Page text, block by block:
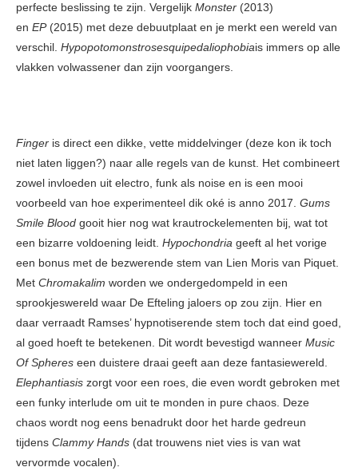
perfecte beslissing te zijn. Vergelijk Monster (2013)
en EP(2015) met deze debuutplaat en je merkt een wereld van
verschil. Hypopotomonstrosesquipedaliophobiais immers op alle
vlakken volwassener dan zijn voorgangers.
Finger is direct een dikke, vette middelvinger (deze kon ik toch
niet laten liggen?) naar alle regels van de kunst. Het combineert
zowel invloeden uit electro, funk als noise en is een mooi
voorbeeld van hoe experimenteel dik oké is anno 2017. Gums
Smile Blood gooit hier nog wat krautrockelementen bij, wat tot
een bizarre voldoening leidt. Hypochondria geeft al het vorige
een bonus met de bezwerende stem van Lien Moris van Piquet.
Met Chromakalim worden we ondergedompeld in een
sprookjeswereld waar De Efteling jaloers op zou zijn. Hier en
daar verraadt Ramses’ hypnotiserende stem toch dat eind goed,
al goed hoeft te betekenen. Dit wordt bevestigd wanneer Music
Of Spheres een duistere draai geeft aan deze fantasiewereld.
Elephantiasis zorgt voor een roes, die even wordt gebroken met
een funky interlude om uit te monden in pure chaos. Deze
chaos wordt nog eens benadrukt door het harde gedreun
tijdens Clammy Hands (dat trouwens niet vies is van wat
vervormde vocalen).